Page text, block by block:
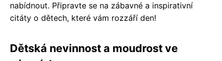
nabídnout. Připravte se na zábavné a inspirativní
citáty o dětech, které vám rozzáří den!
Dětská nevinnost a moudrost ve